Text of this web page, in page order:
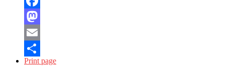
Facebook
Mastodon
Email
Partajează
Print page